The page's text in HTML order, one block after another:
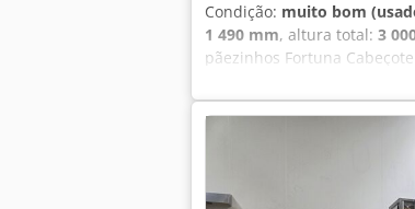
Condição: muito bom
1 490 mm, altura total: 3
pãezinhos Fortuna
extração transversal
mm, LxPxA Dcjdpfx Acsyv